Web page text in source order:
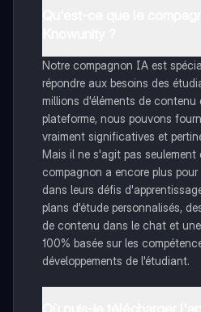
Notre compagnon IA est
répondre aux besoins des
millions d'éléments de
plateforme, nous pouvons
vraiment significatives et
Mais il ne s'agit pas seulement
compagnon a encore plus
dans leurs défis
plans d'étude personnalisés,
de contenu dans le chat et
100% basée sur les
développements de l'étudiant.